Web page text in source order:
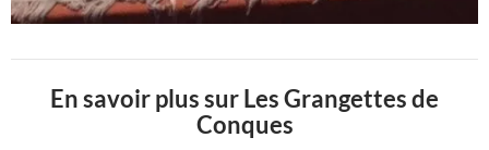
En savoir plus sur Les Grangettes de
Conques